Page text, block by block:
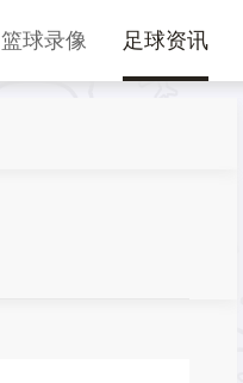
篮球录像 足球资讯